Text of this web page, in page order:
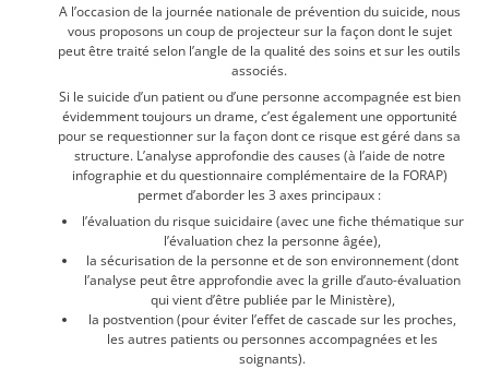
A l’occasion de la journée nationale de prévention du suicide, nous
vous proposons un coup de projecteur sur la façon dont le sujet
peut être traité selon l’angle de la qualité des soins et sur les outils
associés.
Si le suicide d’un patient ou d’une personne accompagnée est bien
évidemment toujours un drame, c’est également une opportunité
pour se requestionner sur la façon dont ce risque est géré dans sa
structure. L’analyse approfondie des causes (à l’aide de notre
infographie et du questionnaire complémentaire de la FORAP)
permet d’aborder les 3 axes principaux :
l’évaluation du risque suicidaire (avec une fiche thématique sur
l’évaluation chez la personne âgée),
la sécurisation de la personne et de son environnement (dont
l’analyse peut être approfondie avec la grille d’auto-évaluation
qui vient d’être publiée par le Ministère),
la postvention (pour éviter l’effet de cascade sur les proches,
les autres patients ou personnes accompagnées et les
soignants).